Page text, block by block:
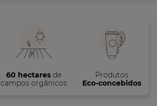
60 hectares de
campos orgânicos
Produtos
Eco-concebidos